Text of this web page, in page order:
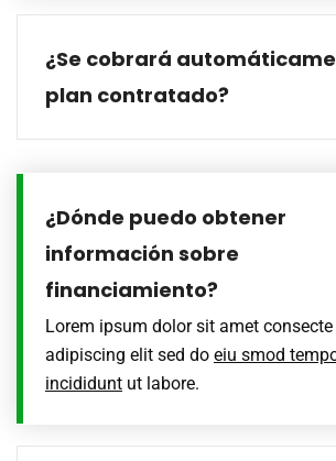
¿Se cobrará
plan contratado?
¿Dónde puedo obtener
información sobre
financiamiento?
Lorem ipsum dolor sit amet
adipiscing elit sed do eiu smod
incididunt ut labore.